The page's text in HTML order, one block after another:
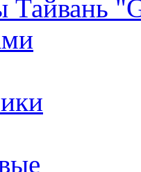
Тайвань